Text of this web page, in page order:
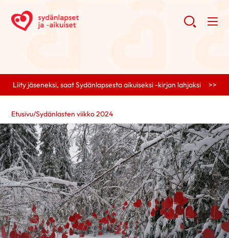
Liity jäseneksi, saat Sydänlapsesta aikuiseksi -kirjan lahjaksi >>
Etusivu/Sydänlasten viikko 2024